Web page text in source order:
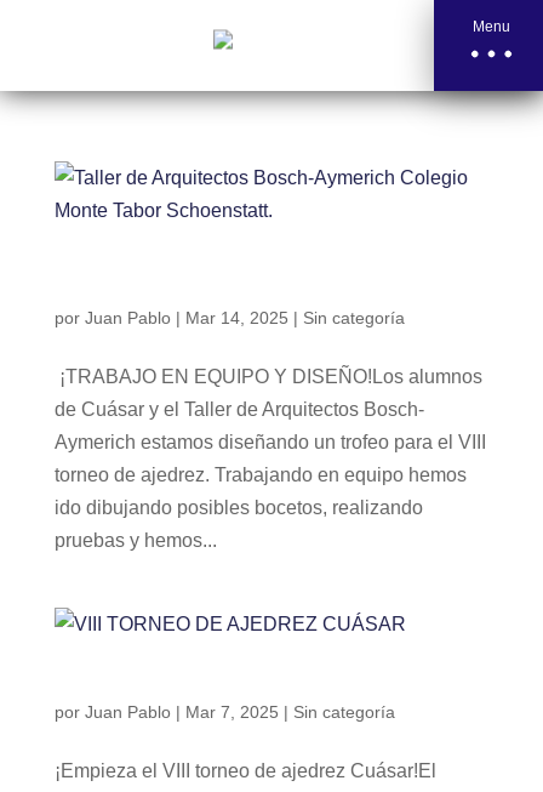
Menu
por Juan Pablo| Mar 14, 2025 | Sin categoría
¡TRABAJO EN EQUIPO Y DISEÑO!Los alumnos
de Cuásar y el Taller de Arquitectos Bosch-
Aymerich estamos diseñando un trofeo para el VIII
torneo de ajedrez. Trabajando en equipo hemos
ido dibujando posibles bocetos, realizando
pruebas y hemos...
por Juan Pablo| Mar 7, 2025 | Sin categoría
¡Empieza el VIII torneo de ajedrez Cuásar!El